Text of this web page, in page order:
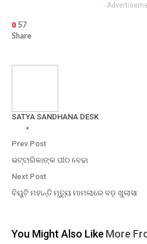
-
0 57
Share
SATYA SANDHANA DESK
Prev Post
ଭଟ୍ଟାରିକାଙ୍କ ପୀଠ ବେଢା
Next Post
ବିୟୁଟି ମହାନ୍ତି ମୃତ୍ୟୁ ମାମଲାରେ ବଡ଼ ଖୁଲାସା
You Might Also Like More